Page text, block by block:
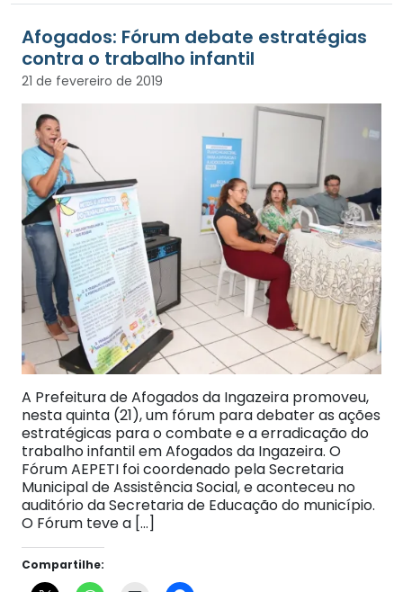
Afogados: Fórum debate estratégias
contra o trabalho infantil
21 de fevereiro de 2019
A Prefeitura de Afogados da Ingazeira promoveu,
nesta quinta (21), um fórum para debater as ações
estratégicas para o combate e a erradicação do
trabalho infantil em Afogados da Ingazeira. O
Fórum AEPETI foi coordenado pela Secretaria
Municipal de Assistência Social, e aconteceu no
auditório da Secretaria de Educação do município.
O Fórum teve a […]
Compartilhe: